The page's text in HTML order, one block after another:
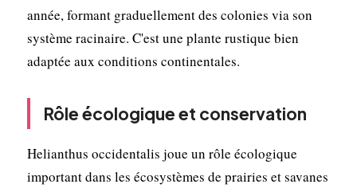
année, formant graduellement des colonies via son
système racinaire. C'est une plante rustique bien
adaptée aux conditions continentales.
Rôle écologique et conservation
Helianthus occidentalis joue un rôle écologique
important dans les écosystèmes de prairies et savanes